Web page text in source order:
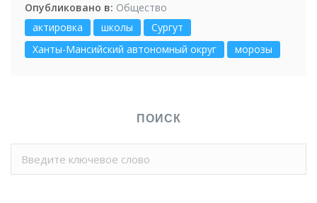
Опубликовано в: Общество
актировка
школы
Сургут
Ханты-Мансийский автономный округ
морозы
ПОИСК